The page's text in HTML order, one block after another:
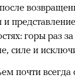
горы раз
силе и
почти всегда